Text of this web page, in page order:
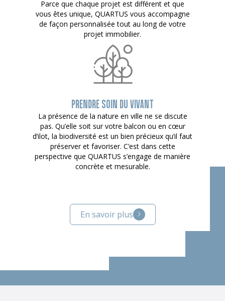
Parce que chaque projet est différent et que
vous êtes unique, QUARTUS vous accompagne
de façon personnalisée tout au long de votre
projet immobilier.
PRENDRE SOIN DU VIVANT
La présence de la nature en ville ne se discute
pas. Qu’elle soit sur votre balcon ou en cœur
d’ilot, la biodiversité est un bien précieux qu’il faut
préserver et favoriser. C’est dans cette
perspective que QUARTUS s’engage de manière
concrète et mesurable.
En savoir plus